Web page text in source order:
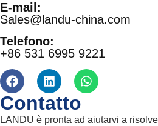
E-mail:
Sales@landu-china.com
Telefono:
+86 531 6995 9221
Contatto
LANDU è pronta ad aiutarvi a